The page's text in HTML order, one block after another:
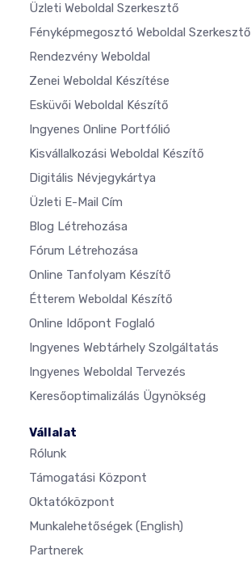
Üzleti Weboldal Szerkesztő
Fényképmegosztó Weboldal Szerkesztő
Rendezvény Weboldal
Zenei Weboldal Készítése
Esküvői Weboldal Készítő
Ingyenes Online Portfólió
Kisvállalkozási Weboldal Készítő
Digitális Névjegykártya
Üzleti E-Mail Cím
Blog Létrehozása
Fórum Létrehozása
Online Tanfolyam Készítő
Étterem Weboldal Készítő
Online Időpont Foglaló
Ingyenes Webtárhely Szolgáltatás
Ingyenes Weboldal Tervezés
Keresőoptimalizálás Ügynökség
Vállalat
Rólunk
Támogatási Központ
Oktatóközpont
Munkalehetőségek (English)
Partnerek